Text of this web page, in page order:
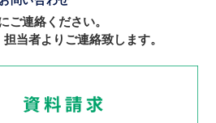
ご連絡ください。
当者よりご連絡致します。